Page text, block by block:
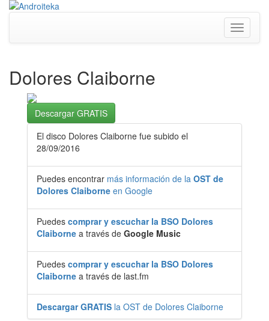
Toggle
Dolores Claiborne
Descargar GRATIS
El disco Dolores Claiborne fue subido el
28/09/2016
Puedes encontrar más información de la OST de
Dolores Claiborne en Google
Puedes comprar y escuchar la BSO Dolores
Claiborne a través de Google Music
Puedes comprar y escuchar la BSO Dolores
Claiborne a través de last.fm
Descargar GRATIS la OST de Dolores Claiborne